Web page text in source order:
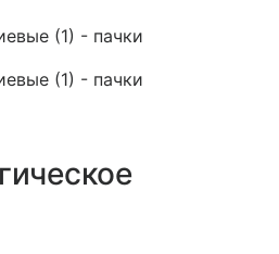
(1) - пачки
(1) - пачки